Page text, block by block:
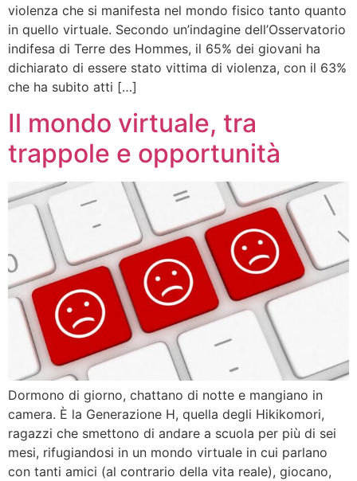
violenza che si manifesta nel mondo fisico tanto quanto
in quello virtuale. Secondo un’indagine dell’Osservatorio
indifesa di Terre des Hommes, il 65% dei giovani ha
dichiarato di essere stato vittima di violenza, con il 63%
che ha subito atti […]
Il mondo virtuale, tra
trappole e opportunità
Dormono di giorno, chattano di notte e mangiano in
camera. È la Generazione H, quella degli Hikikomori,
ragazzi che smettono di andare a scuola per più di sei
mesi, rifugiandosi in un mondo virtuale in cui parlano
con tanti amici (al contrario della vita reale), giocano,